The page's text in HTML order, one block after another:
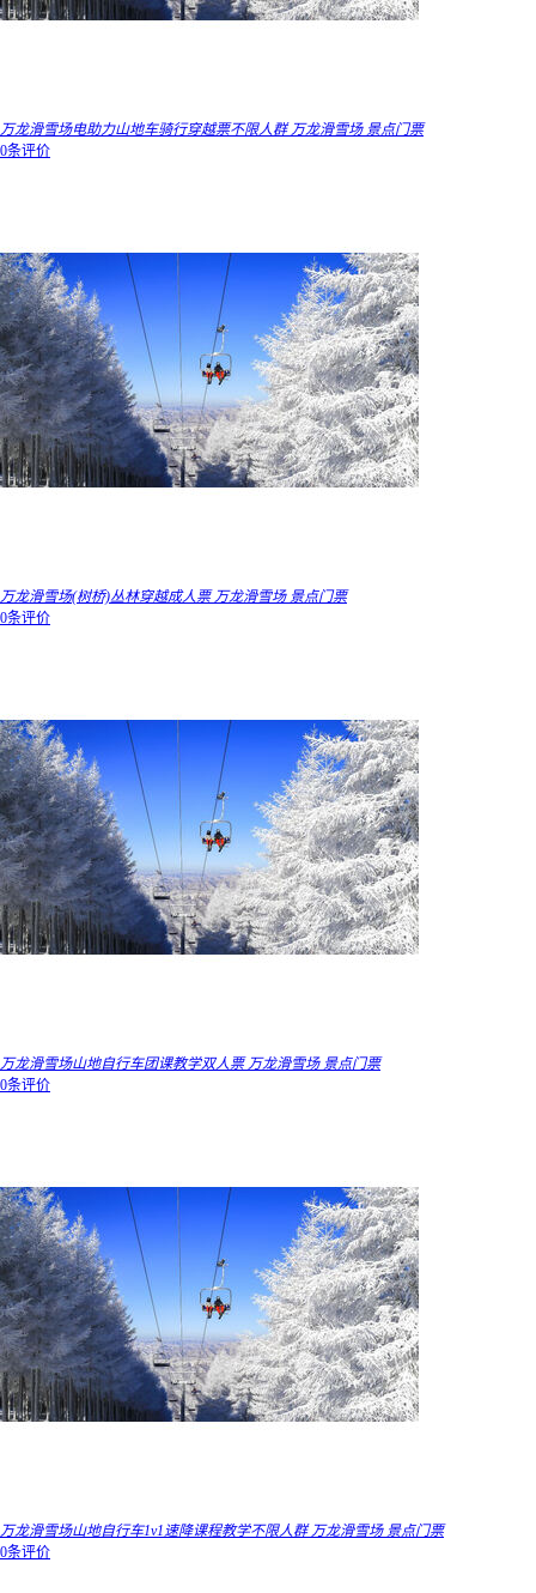
万龙滑雪场电助力山地车骑行穿越票不限人群 万龙滑雪场 景点门票
0条评价
万龙滑雪场(树桥)丛林穿越成人票 万龙滑雪场 景点门票
0条评价
万龙滑雪场山地自行车团课教学双人票 万龙滑雪场 景点门票
0条评价
万龙滑雪场山地自行车1v1速降课程教学不限人群 万龙滑雪场 景点门票
0条评价